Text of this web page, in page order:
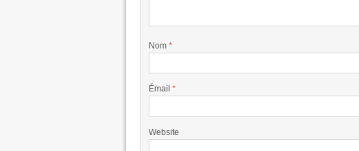
Nom *
Émail *
Website